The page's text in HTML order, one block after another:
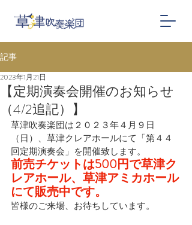
記事
【定期演奏会開催のお知らせ
（4/2追記）】
2023年1月21日
草津吹奏楽団は２０２３年４月９日
（日）、草津クレアホールにて「第４４
回定期演奏会」を開催致します。
前売チケットは500円で草津ク
レアホール、草津アミカホール
にて販売中です。
皆様のご来場、お待ちしています。